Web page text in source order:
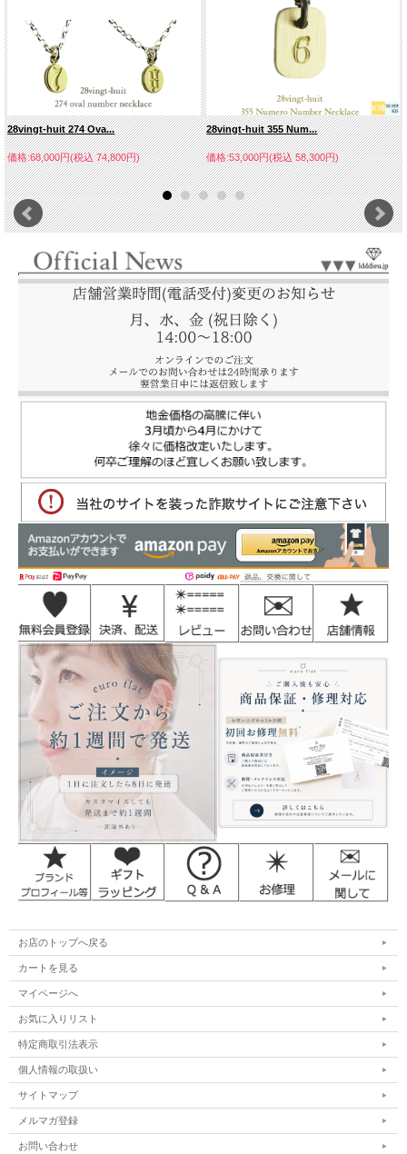
28vingt-huit 274 Ova...
価格:68,000円(税込 74,800円)
28vingt-huit 355 Num...
価格:53,000円(税込 58,300円)
お店のトップへ戻る
カートを見る
マイページへ
お気に入りリスト
特定商取引法表示
個人情報の取扱い
サイトマップ
メルマガ登録
お問い合わせ